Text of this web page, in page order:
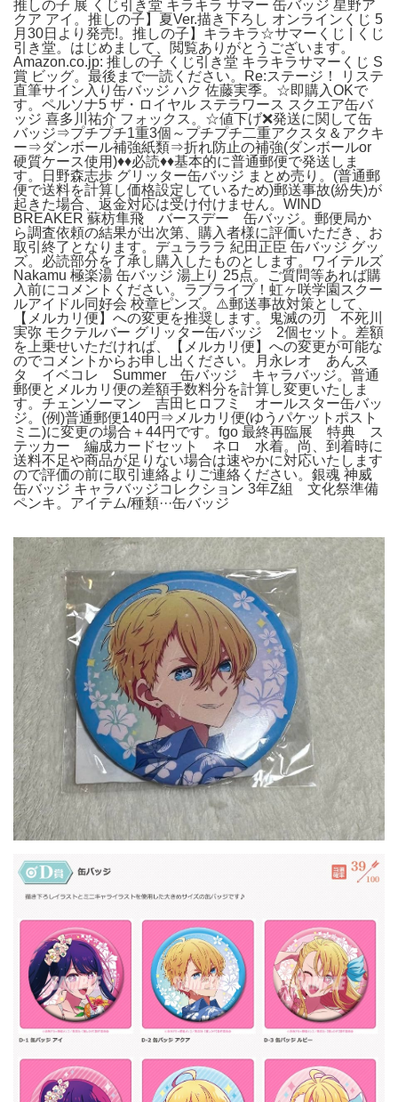
推しの子 展 くじ引き堂 キラキラ サマー 缶バッジ 星野ア
クア アイ。推しの子】夏Ver.描き下ろし オンラインくじ 5
月30日より発売!。推しの子】キラキラ☆サマーくじ | くじ
引き堂。はじめまして、閲覧ありがとうございます。
Amazon.co.jp: 推しの子 くじ引き堂 キラキラサマーくじ S
賞 ビッグ。最後まで一読ください。Re:ステージ！ リステ
直筆サイン入り缶バッジ ハク 佐藤実季。☆即購入OKで
す。ペルソナ5 ザ・ロイヤル ステラワース スクエア缶バ
ッジ 喜多川祐介 フォックス。☆値下げ❌発送に関して缶
バッジ⇒プチプチ1重3個～プチプチ二重アクスタ＆アクキ
ー⇒ダンボール補強紙類⇒折れ防止の補強(ダンボールor
硬質ケース使用)♦️♦️必読♦️♦️基本的に普通郵便で発送しま
す。日野森志歩 グリッター缶バッジ まとめ売り。(普通郵
便で送料を計算し価格設定しているため)郵送事故(紛失)が
起きた場合、返金対応は受け付けません。WIND
BREAKER 蘇枋隼飛 バースデー 缶バッジ。郵便局か
ら調査依頼の結果が出次第、購入者様に評価いただき、お
取引終了となります。デュラララ 紀田正臣 缶バッジ グッ
ズ。必読部分を了承し購入したものとします。ワイテルズ
Nakamu 極楽湯 缶バッジ 湯上り 25点。ご質問等あれば購
入前にコメントください。ラブライブ！虹ヶ咲学園スクー
ルアイドル同好会 校章ピンズ。⚠️郵送事故対策として、
【メルカリ便】への変更を推奨します。鬼滅の刃 不死川
実弥 モクテルバー グリッター缶バッジ 2個セット。差額
を上乗せいただければ、【メルカリ便】への変更が可能な
のでコメントからお申し出ください。月永レオ あんス
タ イベコレ Summer 缶バッジ キャラバッジ。普通
郵便とメルカリ便の差額手数料分を計算し変更いたしま
す。チェンソーマン 吉田ヒロフミ オールスター缶バッ
ジ。(例)普通郵便140円⇒メルカリ便(ゆうパケットポスト
ミニ)に変更の場合＋44円です。fgo 最終再臨展 特典 ス
テッカー 編成カードセット ネロ 水着。尚、到着時に
送料不足や商品が足りない場合は速やかに対応いたします
ので評価の前に取引連絡よりご連絡ください。銀魂 神威
缶バッジ キャラバッジコレクション 3年Z組 文化祭準備
ペンキ。アイテム/種類···缶バッジ